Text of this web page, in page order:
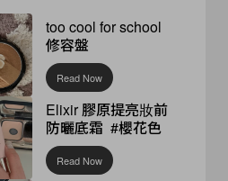
too cool for school
修容盤
Read Now
Elixir 膠原提亮妝前
防曬底霜 #櫻花色
Read Now